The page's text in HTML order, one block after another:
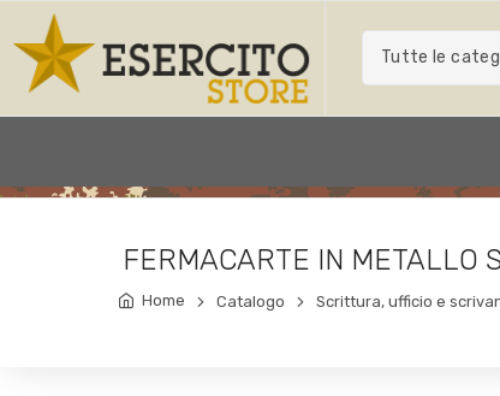
Tutte le
FERMACARTE IN METALLO
Home Catalogo Scrittura, ufficio e